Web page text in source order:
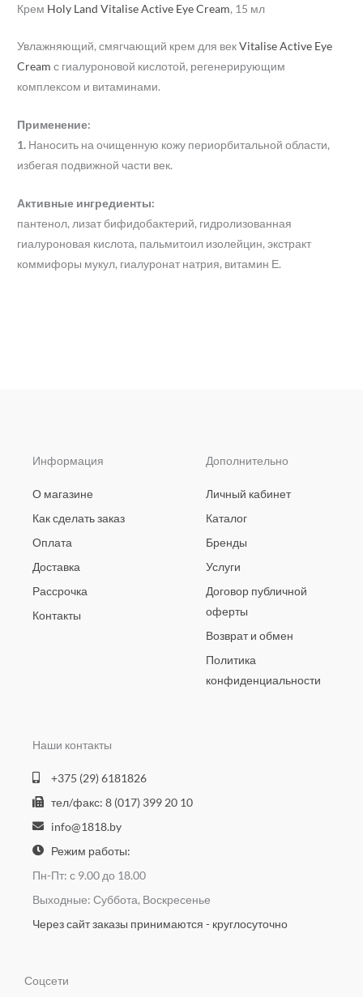
Крем Holy Land Vitalise Active Eye Cream, 15 мл
Увлажняющий, смягчающий крем для векVitalise Active Eye
Cream с гиалуроновой кислотой, регенерирующим
комплексом и витаминами.
Применение:
1. Наносить на очищенную кожу периорбитальной области,
избегая подвижной части век.
Активные ингредиенты:
пантенол, лизат бифидобактерий, гидролизованная
гиалуроновая кислота, пальмитоил изолейцин, экстракт
коммифоры мукул, гиалуронат натрия, витамин Е.
Информация
О магазине
Как сделать заказ
Оплата
Доставка
Рассрочка
Контакты
Дополнительно
Личный кабинет
Каталог
Бренды
Услуги
Договор публичной
оферты
Возврат и обмен
Политика
конфиденциальности
Наши контакты
+375 (29) 6181826
тел/факс: 8 (017) 399 20 10
info@1818.by
Режим работы:
Пн-Пт: с 9.00 до 18.00
Выходные: Суббота, Воскресенье
Через сайт заказы принимаются - круглосуточно
Соцсети